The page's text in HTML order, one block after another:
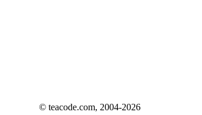
© teacode.com, 2004-2026